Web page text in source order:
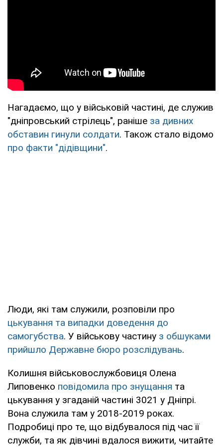
Нагадаємо, що у військовій частині, де служив
"дніпровський стрілець", раніше за дивних
обставин гинули солдати. Також стало відомо
про факти "дідівщини".
Люди, які там служили, розповіли про
цькування та випадки доведення до
самогубства. У військову частину з обшуками
прийшло Державне бюро розслідувань.
Колишня військовослужбовиця Олена
Липовенко повідомила про знущання та
цькування у згаданій частині 3021 у Дніпрі.
Вона служила там у 2018-2019 роках.
Подробиці про те, що відбувалося під час її
служби, та як дівчині вдалося вижити, читайте